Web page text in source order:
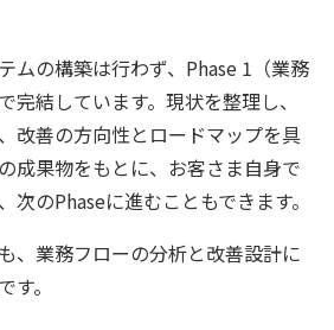
ムの構築は行わず、Phase 1（業務
完結しています。現状を整理し、
改善の方向性とロードマップを具
成果物をもとに、お客さま自身で
次のPhaseに進むこともできます。
、業務フローの分析と改善設計に
。